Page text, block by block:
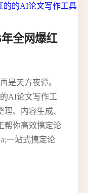
全网爆红
是天方夜谭。
AI论文写作工
、内容生成、
帮你高效搞定论
一站式搞定论